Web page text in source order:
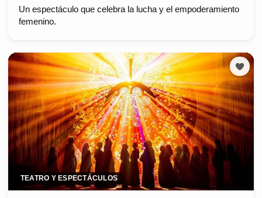
Un espectáculo que celebra la lucha y el empoderamiento
femenino.
TEATRO Y ESPECTÁCULOS